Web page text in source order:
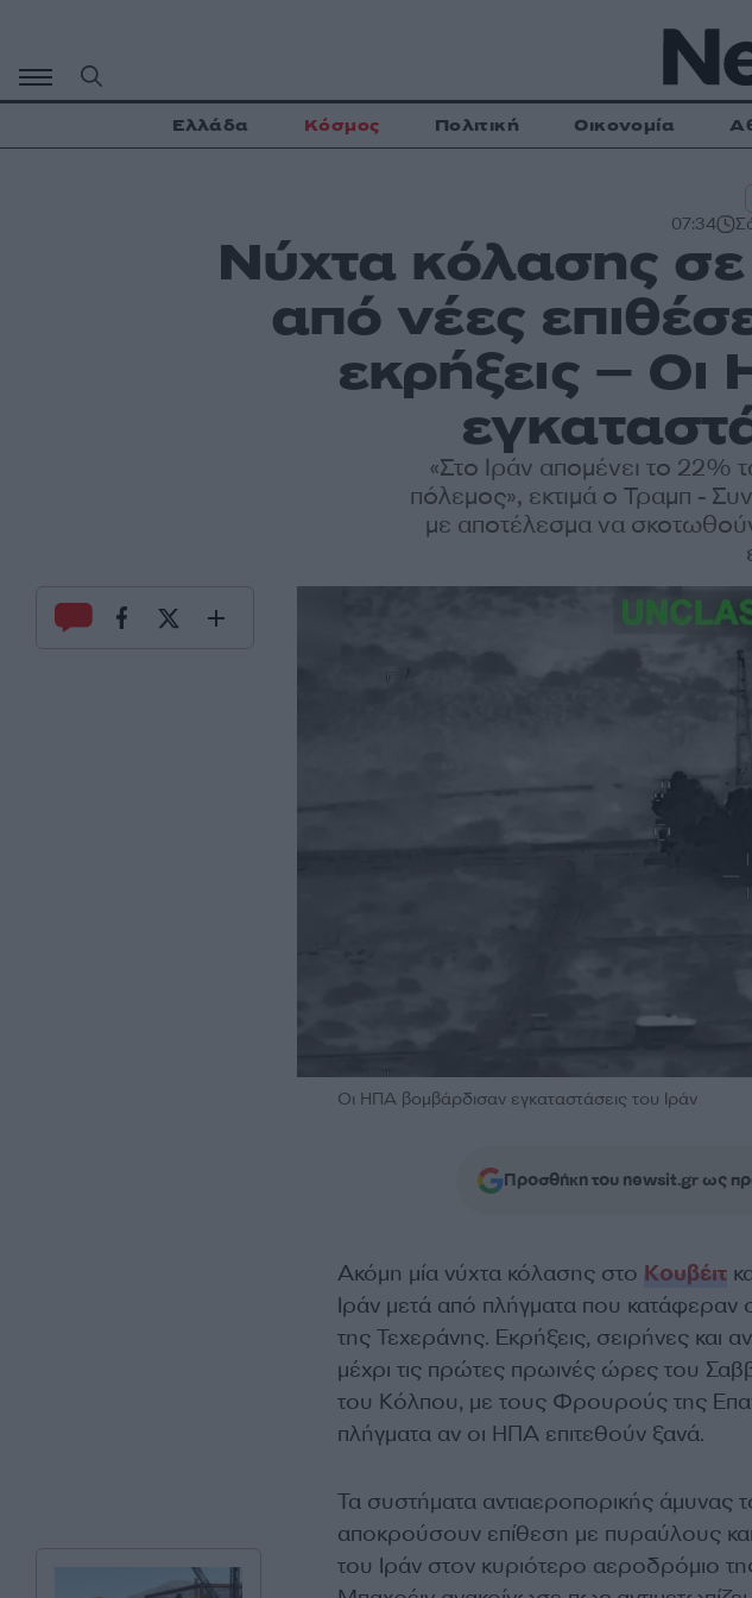
περιεχόμενο
Ελλάδα Κόσμος Πολιτική Οικονομία
07:34
Νύχτα κόλασης σε
από νέες
εκρήξεις –
«Στο Ιράν απομένει το 22%
πόλεμος», εκτιμά ο Τραμπ -
με αποτέλεσμα να
Οι ΗΠΑ βομβάρδισαν εγκαταστάσεις του Ιράν
Προσθήκη του newsit.gr ως
Ακόμη μία νύχτα κόλασης στο Κουβέιτ
Ιράν μετά από πλήγματα που
της Τεχεράνης. Εκρήξεις, σειρήνες και
μέχρι τις πρώτες πρωινές ώρες του
του Κόλπου, με τους Φρουρούς της
πλήγματα αν οι ΗΠΑ επιτεθούν ξανά.
Τα συστήματα αντιαεροπορικής άμυνας
αποκρούσουν επίθεση με πυραύλους
του Ιράν στον κυριότερο αεροδρόμιο